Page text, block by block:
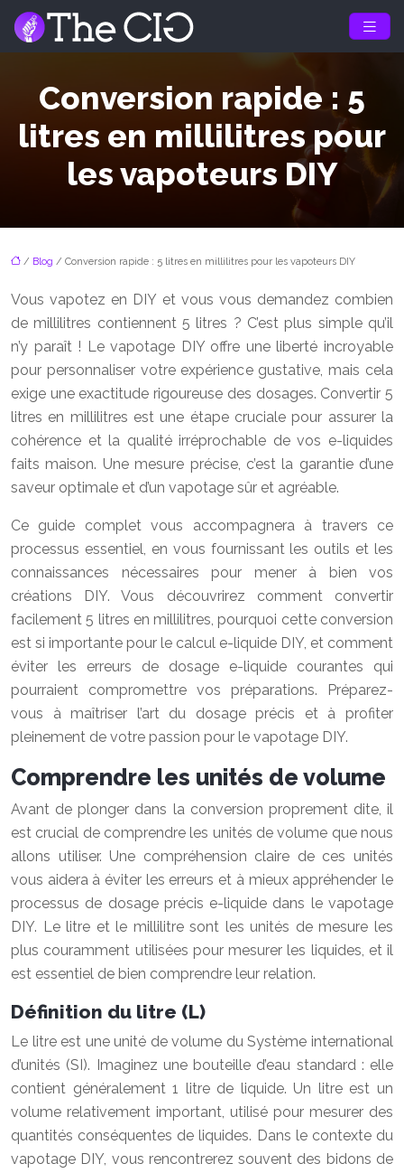
Conversion rapide : 5
litres en millilitres pour
les vapoteurs DIY
/ Blog / Conversion rapide : 5 litres en millilitres pour les vapoteurs DIY
Vous vapotez en DIY et vous vous demandez combien
de millilitres contiennent 5 litres ? C’est plus simple qu’il
n’y paraît ! Le vapotage DIY offre une liberté incroyable
pour personnaliser votre expérience gustative, mais cela
exige une exactitude rigoureuse des dosages. Convertir 5
litres en millilitres est une étape cruciale pour assurer la
cohérence et la qualité irréprochable de vos e-liquides
faits maison. Une mesure précise, c’est la garantie d’une
saveur optimale et d’un vapotage sûr et agréable.
Ce guide complet vous accompagnera à travers ce
processus essentiel, en vous fournissant les outils et les
connaissances nécessaires pour mener à bien vos
créations DIY. Vous découvrirez comment convertir
facilement 5 litres en millilitres, pourquoi cette conversion
est si importante pour le calcul e-liquide DIY, et comment
éviter les erreurs de dosage e-liquide courantes qui
pourraient compromettre vos préparations. Préparez-
vous à maîtriser l’art du dosage précis et à profiter
pleinement de votre passion pour le vapotage DIY.
Comprendre les unités de volume
Avant de plonger dans la conversion proprement dite, il
est crucial de comprendre les unités de volume que nous
allons utiliser. Une compréhension claire de ces unités
vous aidera à éviter les erreurs et à mieux appréhender le
processus de dosage précis e-liquide dans le vapotage
DIY. Le litre et le millilitre sont les unités de mesure les
plus couramment utilisées pour mesurer les liquides, et il
est essentiel de bien comprendre leur relation.
Définition du litre (L)
Le litre est une unité de volume du Système international
d’unités (SI). Imaginez une bouteille d’eau standard : elle
contient généralement 1 litre de liquide. Un litre est un
volume relativement important, utilisé pour mesurer des
quantités conséquentes de liquides. Dans le contexte du
vapotage DIY, vous rencontrerez souvent des bidons de